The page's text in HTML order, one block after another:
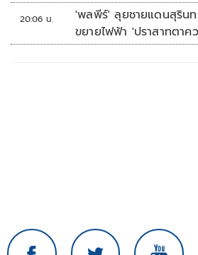
20:06 น.
'พลพีร์' ลุยชายแดนสุรินท
ขยายไฟฟ้า 'ปราสาทตาค